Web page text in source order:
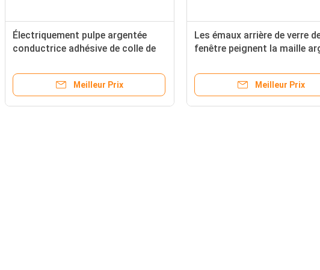
Électriquement pulpe argentée
conductrice adhésive de colle de
Meilleur Prix
Les émaux arrière de verre
fenêtre peignent la maille
pâte
Meilleur Prix